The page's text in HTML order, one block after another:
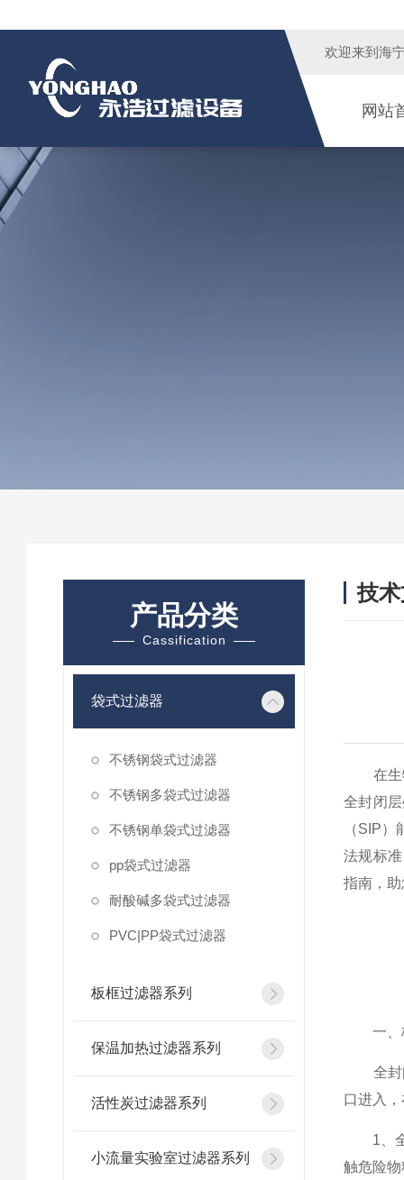
欢迎来到 海
网站
产品分类
Cassification
袋式过滤器
不锈钢袋式过滤器
不锈钢多袋式过滤器
不锈钢单袋式过滤器
pp袋式过滤器
耐酸碱多袋式过滤器
PVC|PP袋式过滤器
板框过滤器系列
保温加热过滤器系列
活性炭过滤器系列
小流量实验室过滤器系列
技
在生物
全封闭
（SIP
法规标
指南，
一、核
全封闭
口进入
1、全
触危险